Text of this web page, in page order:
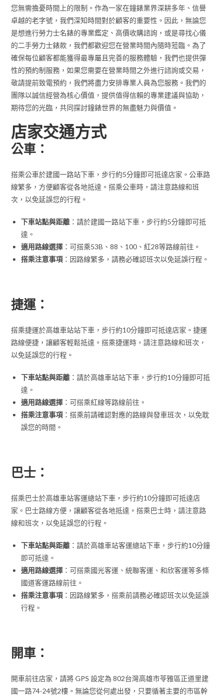
您無需擔憂時間上的限制。作為一家在鐘錶業界深耕多年、信譽
卓越的老字號，我們深知時間對於顧客的重要性。因此，無論您
是想進行勞力士名錶的專業鑑定、高價收購諮詢，或是尋找心儀
的二手勞力士錶款，我們都歡迎您在營業時間內隨時蒞臨。為了
確保每位顧客都能獲得最專屬且完善的服務體驗，我們也提供彈
性的預約制服務，如果您需要在營業時間之外進行諮詢或交易，
敬請提前致電預約，我們將盡力安排專業人員為您服務。我們的
團隊以誠信經營為核心價值，提供值得信賴的專業建議與協助，
期待您的光臨，共同探討鐘錶世界的無盡魅力與價值。
店家交通方式
公車：
搭乘公車於建國一路站下車，步行約5分鐘即可抵達店家。公車路
線繁多，方便顧客從各地抵達。搭乘公車時，請注意路線和班
次，以免延誤您的行程。
下車站點與距離 ：請於建國一路站下車，步行約5分鐘即可抵
達。
適用路線選擇 ：可搭乘53B、88、100、紅28等路線前往。
搭乘注意事項 ：因路線繁多，請務必確認班次以免延誤行程。
捷運：
搭乘捷運於高雄車站站下車，步行約10分鐘即可抵達店家。捷運
路線便捷，讓顧客輕鬆抵達。搭乘捷運時，請注意路線和班次，
以免延誤您的行程。
下車站點與距離 ：請於高雄車站站下車，步行約10分鐘即可抵
達。
適用路線選擇 ：可搭乘紅線等路線前往。
搭乘注意事項 ：搭乘前請確認對應的路線與發車班次，以免耽
誤您的時間。
巴士：
搭乘巴士於高雄車站客運總站下車，步行約10分鐘即可抵達店
家。巴士路線方便，讓顧客從各地抵達。搭乘巴士時，請注意路
線和班次，以免延誤您的行程。
下車站點與距離 ：請於高雄車站客運總站下車，步行約10分鐘
即可抵達。
適用路線選擇 ：可搭乘國光客運、統聯客運、和欣客運等多條
國道客運路線前往。
搭乘注意事項 ：因路線繁多，搭乘前請務必確認班次以免延誤
行程。
開車：
開車前往店家，請將 GPS 設定為 802台灣高雄市苓雅區正道里建
國一路74-24號2樓。無論您從何處出發，只要循著主要的市區幹